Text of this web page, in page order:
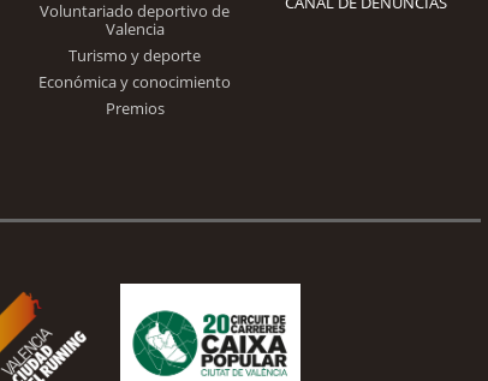
Voluntariado deportivo de
Valencia
Turismo y deporte
Económica y conocimiento
Premios